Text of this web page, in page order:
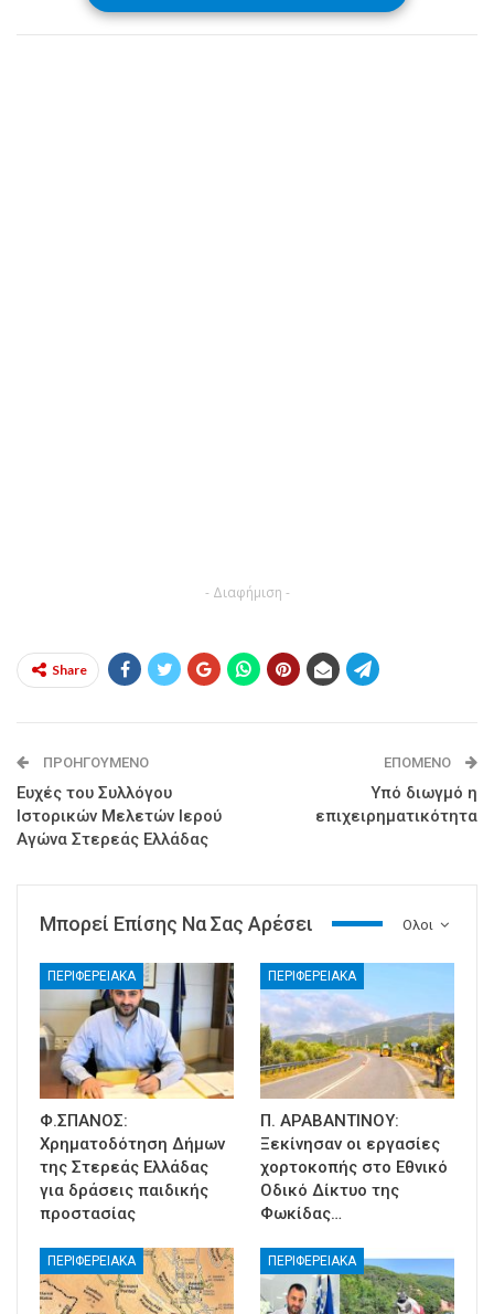
- Διαφήμιση -
Share
ΠΡΟΗΓΟΎΜΕΝΟ
Ευχές του Συλλόγου
Ιστορικών Μελετών Ιερού
Αγώνα Στερεάς Ελλάδας
ΕΠΌΜΕΝΟ
Υπό διωγμό η
επιχειρηματικότητα
Ολοι
Μπορεί Επίσης Να Σας Αρέσει
ΠΕΡΙΦΕΡΕΙΑΚΑ
Φ.ΣΠΑΝΟΣ:
Χρηματοδότηση Δήμων
της Στερεάς Ελλάδας
για δράσεις παιδικής
προστασίας
ΠΕΡΙΦΕΡΕΙΑΚΑ
Π. ΑΡΑΒΑΝΤΙΝΟΥ:
Ξεκίνησαν οι εργασίες
χορτοκοπής στο Εθνικό
Οδικό Δίκτυο της
Φωκίδας…
ΠΕΡΙΦΕΡΕΙΑΚΑ ΠΕΡΙΦΕΡΕΙΑΚΑ